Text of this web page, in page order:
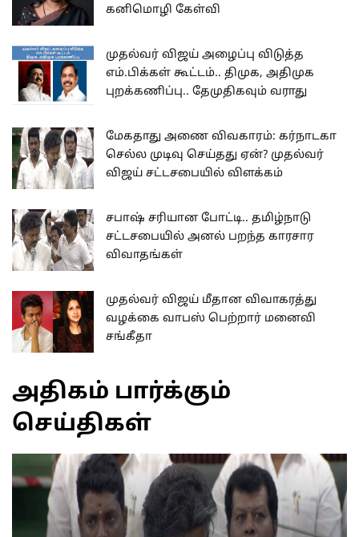
கனிமொழி கேள்வி
முதல்வர் விஜய் அழைப்பு விடுத்த
எம்.பிக்கள் கூட்டம்.. திமுக, அதிமுக
புறக்கணிப்பு.. தேமுதிகவும் வராது
மேகதாது அணை விவகாரம்: கர்நாடகா
செல்ல முடிவு செய்தது ஏன்? முதல்வர்
விஜய் சட்டசபையில் விளக்கம்
சபாஷ் சரியான போட்டி.. தமிழ்நாடு
சட்டசபையில் அனல் பறந்த காரசார
விவாதங்கள்
முதல்வர் விஜய் மீதான விவாகரத்து
வழக்கை வாபஸ் பெற்றார் மனைவி
சங்கீதா
அதிகம் பார்க்கும்
செய்திகள்